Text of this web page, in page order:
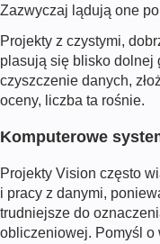
Zazwyczaj lądują one
Projekty z czystymi,
plasują się blisko dolnej
czyszczenie danych,
oceny, liczba ta rośnie.
Komputerowe
Projekty Vision często
i pracy z danymi,
trudniejsze do
obliczeniowej. Pomyśl o